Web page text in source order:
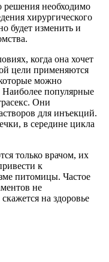
решения необходимо
хирургического
будет изменить и
когда она хочет
цели применяются
можно
Наиболее популярные
Они
для инъекций.
в середине цикла
только врачом, их
к
питомицы. Частое
не
на здоровье